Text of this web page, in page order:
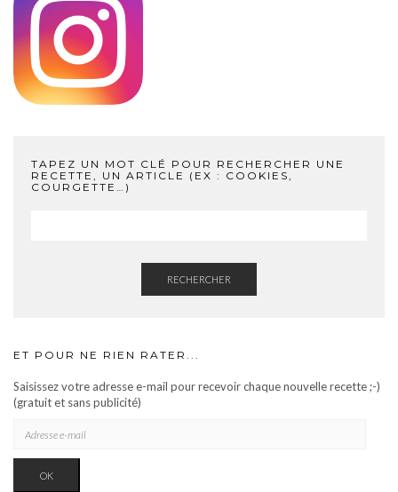
TAPEZ UN MOT CLÉ POUR RECHERCHER UNE
RECETTE, UN ARTICLE (EX : COOKIES,
COURGETTE…)
RECHERCHER
ET POUR NE RIEN RATER...
Saisissez votre adresse e-mail pour recevoir chaque nouvelle recette ;-)
(gratuit et sans publicité)
OK